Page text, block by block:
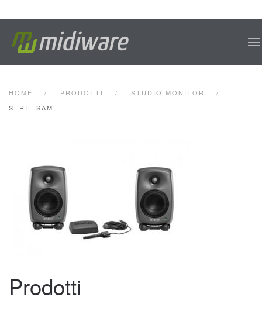
HOME PRODOTTI
STUDIO MONITOR
SERIE SAM
Prodotti